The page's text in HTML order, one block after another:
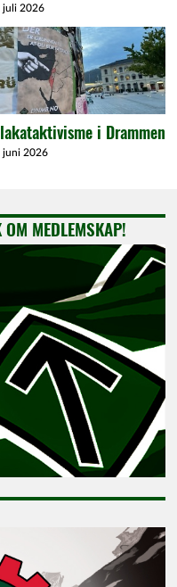
juli 2026
i Drammen
juni 2026
MEDLEMSKAP!